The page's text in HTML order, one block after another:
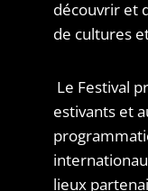
découvrir et
de cultures
Le Festival
estivants et
lieux